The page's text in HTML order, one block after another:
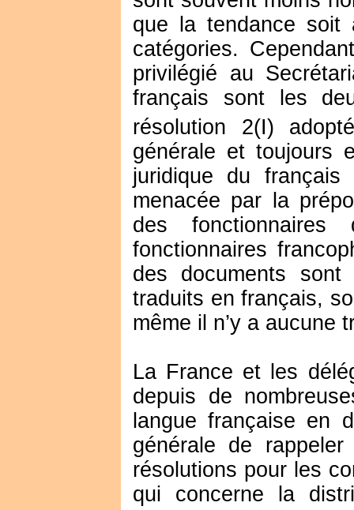
que la tendance soit
catégories.
privilégié au
français sont les
résolution 2(I)
générale et toujours
juridique du français
menacée par la
des
fonctionnaires
des documents sont
traduits en français,
même il n’y a aucune
La France et les
depuis de
langue française en
générale de
résolutions pour les
qui concerne la